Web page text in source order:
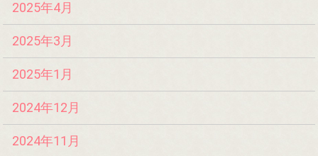
2025年4月
2025年3月
2025年1月
2024年12月
2024年11月